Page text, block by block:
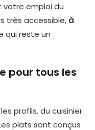
votre emploi du
très accessible, à
qui reste un
pour tous les
profils, du cuisinier
plats sont conçus